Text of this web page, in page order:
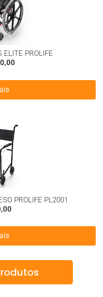
ELITE PROLIFE
PROLIFE PL2001